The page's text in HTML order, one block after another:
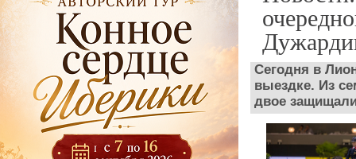
Сегодня в
выездке. Из
двое